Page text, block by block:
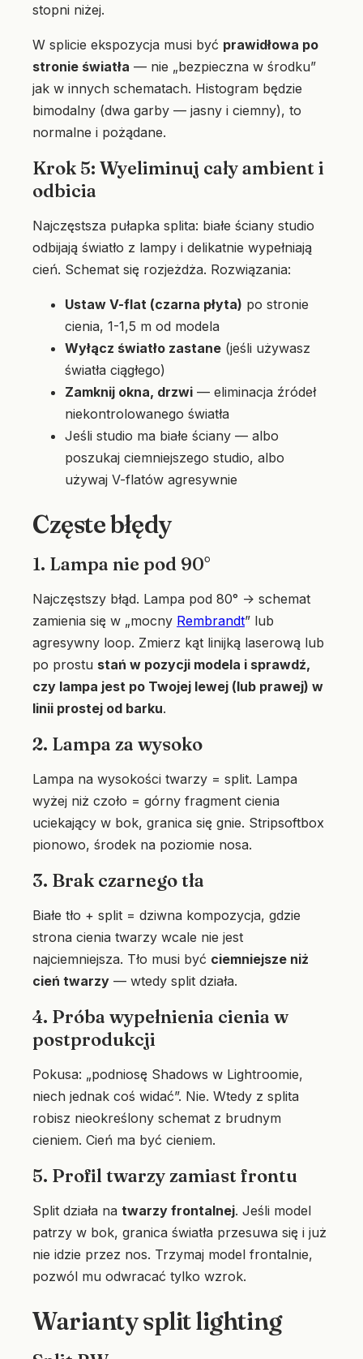
stopni niżej.
W splicie ekspozycja musi być prawidłowa po
stronie światła — nie „bezpieczna w środku”
jak w innych schematach. Histogram będzie
bimodalny (dwa garby — jasny i ciemny), to
normalne i pożądane.
Krok 5: Wyeliminuj cały ambient i
odbicia
Najczęstsza pułapka splita: białe ściany studio
odbijają światło z lampy i delikatnie wypełniają
cień. Schemat się rozjeżdża. Rozwiązania:
Ustaw V-flat (czarna płyta) po stronie
cienia, 1-1,5 m od modela
Wyłącz światło zastane (jeśli używasz
światła ciągłego)
Zamknij okna, drzwi — eliminacja źródeł
niekontrolowanego światła
Jeśli studio ma białe ściany — albo
poszukaj ciemniejszego studio, albo
używaj V-flatów agresywnie
Częste błędy
1. Lampa nie pod 90°
Najczęstszy błąd. Lampa pod 80° → schemat
zamienia się w „mocny Rembrandt” lub
agresywny loop. Zmierz kąt linijką laserową lub
po prostu stań w pozycji modela i sprawdź,
czy lampa jest po Twojej lewej (lub prawej) w
linii prostej od barku.
2. Lampa za wysoko
Lampa na wysokości twarzy = split. Lampa
wyżej niż czoło = górny fragment cienia
uciekający w bok, granica się gnie. Stripsoftbox
pionowo, środek na poziomie nosa.
3. Brak czarnego tła
Białe tło + split = dziwna kompozycja, gdzie
strona cienia twarzy wcale nie jest
najciemniejsza. Tło musi być ciemniejsze niż
cień twarzy — wtedy split działa.
4. Próba wypełnienia cienia w
postprodukcji
Pokusa: „podniosę Shadows w Lightroomie,
niech jednak coś widać”. Nie. Wtedy z splita
robisz nieokreślony schemat z brudnym
cieniem. Cień ma być cieniem.
5. Profil twarzy zamiast frontu
Split działa na twarzy frontalnej. Jeśli model
patrzy w bok, granica światła przesuwa się i już
nie idzie przez nos. Trzymaj model frontalnie,
pozwól mu odwracać tylko wzrok.
Warianty split lighting